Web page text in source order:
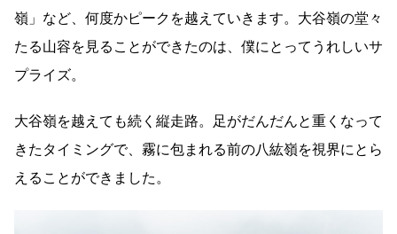
嶺」など、何度かピークを越えていきます。大谷嶺の堂々
たる山容を見ることができたのは、僕にとってうれしいサ
プライズ。
大谷嶺を越えても続く縦走路。足がだんだんと重くなって
きたタイミングで、霧に包まれる前の八紘嶺を視界にとら
えることができました。